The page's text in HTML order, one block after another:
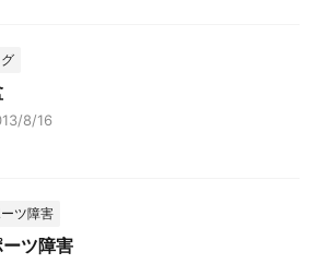
8/16
ツ障害
ツ障害